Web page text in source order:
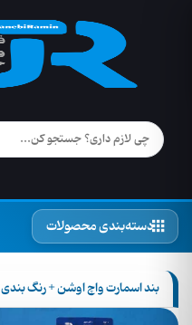
دسته‌بندی محصولات
بند اسمارت واچ اوشن + رنگ بندی